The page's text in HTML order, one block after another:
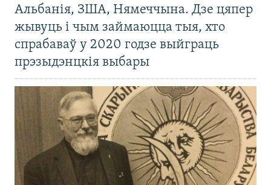
Альбанія, ЗША, Нямеччына. Дзе цяпер
жывуць і чым займаюцца тыя, хто
спрабаваў у 2020 годзе выйграць
прэзыдэнцкія выбары